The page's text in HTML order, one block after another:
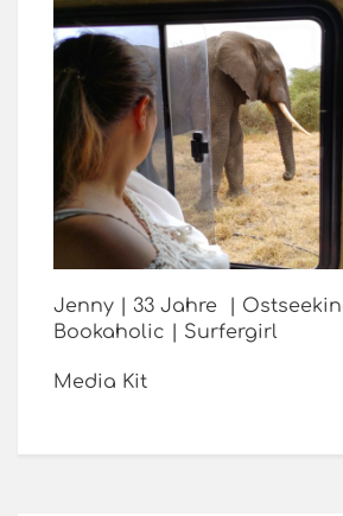
Jenny | 33 Jahre |
Bookaholic | Surfergirl
Media Kit